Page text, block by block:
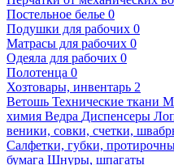
Постельное белье 0
Подушки для рабочих 0
Матрасы для рабочих 0
Одеяла для рабочих 0
Полотенца 0
Хозтовары, инвентарь 2
Ветошь Технические ткани
химия Ведра Диспенсеры
веники, совки, счетки,
Салфетки, губки,
бумага Шнуры, шпагаты